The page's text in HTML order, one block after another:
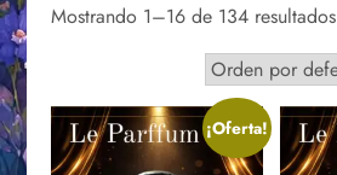
Mostrando 1–16 de 134 resultados
¡Oferta!